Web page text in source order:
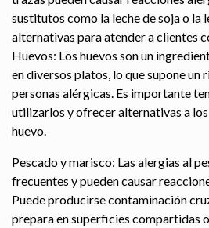
sustitutos como la leche de soja o la
alternativas para atender a clientes
Huevos: Los huevos son un
en diversos platos, lo que supone un
personas alérgicas. Es importante
utilizarlos y ofrecer alternativas a
huevo.
Pescado y marisco: Las alergias al
frecuentes y pueden causar
Puede producirse contaminación
prepara en superficies compartidas